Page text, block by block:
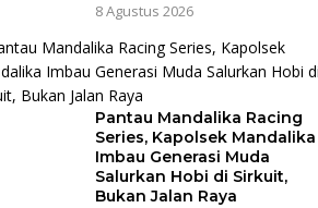
8 Agustus 2026
Pantau Mandalika Racing
Series, Kapolsek Mandalika
Imbau Generasi Muda
Salurkan Hobi di Sirkuit,
Bukan Jalan Raya